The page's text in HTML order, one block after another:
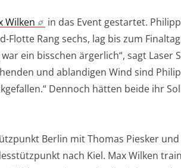
Wilken
in das Event gestartet.
Rang sechs, lag bis zum
ein bisschen ärgerlich“, sagt Laser
und ablandigen Wind sind
Dennoch hätten beide ihr
Berlin mit Thomas Piesker
nach Kiel. Max Wilken